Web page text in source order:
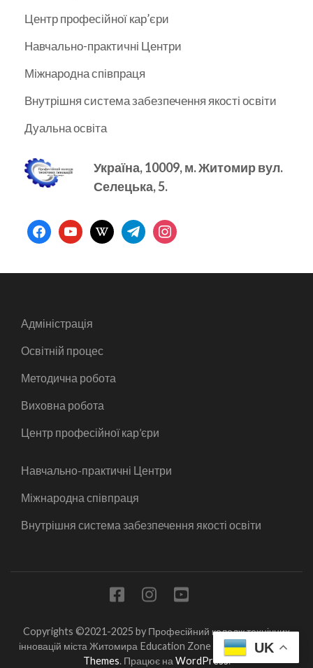
Центр професійної кар’єри
Навчально-практичні Центри
Міжнародна співпраця
Внутрішня система забезпечення якості освіти
Дуальна освіта
Україна, 10009, м.Житомир вул.
Селецька, 5.
facebookyoutubewikipediatelegraminstagram
Адміністрація
Освітній процес
Методична робота
Виховна робота
Центр професійної кар’єри
Навчально-практичні Центри
Міжнародна співпраця
Внутрішня система забезпечення якості освіти
Copyrights ©2021-2025 by Професійний коледж технічних
інновацій міста Житомира Education Zone | Розроблена Rara
Themes. Працює на WordPress.
UK